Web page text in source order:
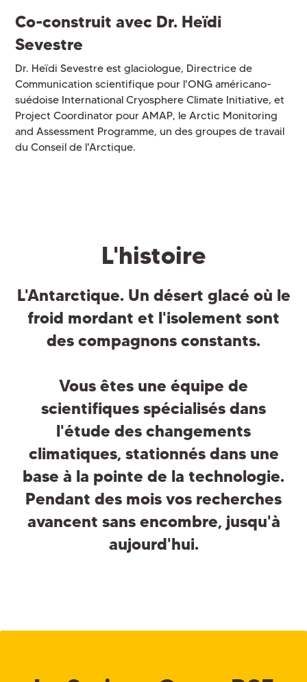
Co-construit avec Dr. Heïdi
Sevestre
Dr. Heïdi Sevestre est glaciologue, Directrice de
Communication scientifique pour l'ONG américano-
suédoise International Cryosphere Climate Initiative, et
Project Coordinator pour AMAP, le Arctic Monitoring
and Assessment Programme, un des groupes de travail
du Conseil de l'Arctique.
L'histoire
L'Antarctique. Un désert glacé où le
froid mordant et l'isolement sont
des compagnons constants.
Vous êtes une équipe de
scientifiques spécialisés dans
l'étude des changements
climatiques, stationnés dans une
base à la pointe de la technologie.
Pendant des mois vos recherches
avancent sans encombre, jusqu'à
aujourd'hui.